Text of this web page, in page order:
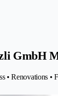
GmbH
• Renovations •